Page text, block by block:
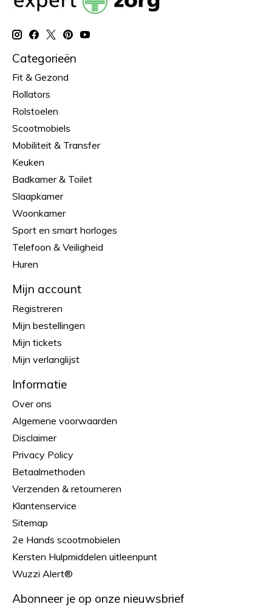
Categorieën
Fit & Gezond
Rollators
Rolstoelen
Scootmobiels
Mobiliteit & Transfer
Keuken
Badkamer & Toilet
Slaapkamer
Woonkamer
Sport en smart horloges
Telefoon & Veiligheid
Huren
Mijn account
Registreren
Mijn bestellingen
Mijn tickets
Mijn verlanglijst
Informatie
Over ons
Algemene voorwaarden
Disclaimer
Privacy Policy
Betaalmethoden
Verzenden & retourneren
Klantenservice
Sitemap
2e Hands scootmobielen
Kersten Hulpmiddelen uitleenpunt
Wuzzi Alert®
Abonneer je op onze nieuwsbrief